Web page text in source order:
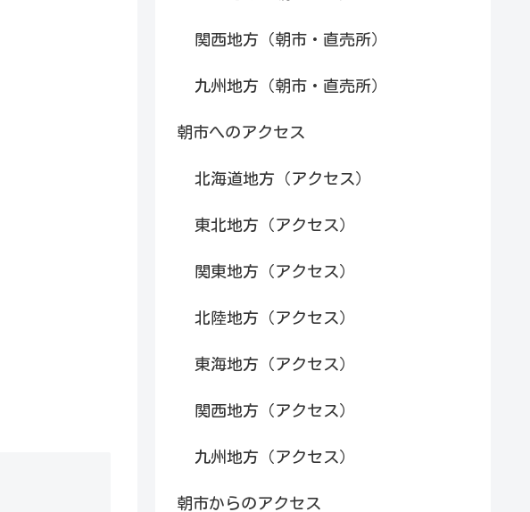
関西地方（朝市・直売所）
九州地方（朝市・直売所）
朝市へのアクセス
北海道地方（アクセス）
東北地方（アクセス）
関東地方（アクセス）
北陸地方（アクセス）
東海地方（アクセス）
関西地方（アクセス）
九州地方（アクセス）
朝市からのアクセス